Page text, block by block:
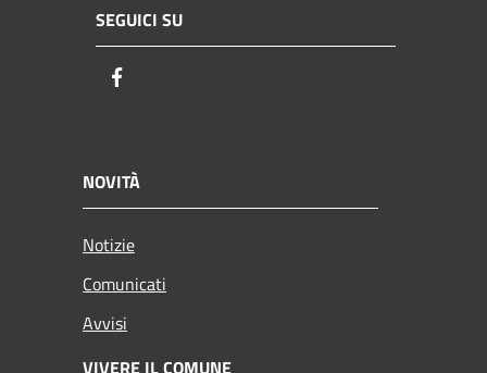
SEGUICI SU
NOVITÀ
Notizie
Comunicati
Avvisi
VIVERE IL COMUNE